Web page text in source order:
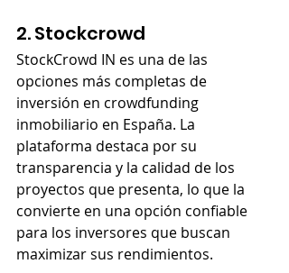
2. Stockcrowd
StockCrowd IN es una de las
opciones más completas de
inversión en crowdfunding
inmobiliario en España. La
plataforma destaca por su
transparencia y la calidad de los
proyectos que presenta, lo que la
convierte en una opción confiable
para los inversores que buscan
maximizar sus rendimientos.